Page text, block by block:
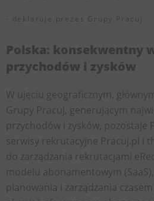
- deklaruje prezes Grupy Pracuj.
Polska: konsekwentny
przychodów i zysków
W ujęciu geograficznym,
Grupy Pracuj, generującym
przychodów i zysków, pozostaje
serwisy rekrutacyjne Pracuj.pl i
do zarządzania rekrutacjami
modelu abonamentowym
planowania i zarządzania